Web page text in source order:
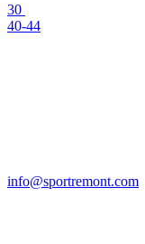
30
40-44
info@sportremont.com